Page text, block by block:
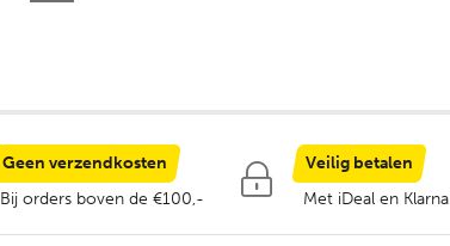
Geen verzendkosten
Bij orders boven de €100,-
Veilig betalen
Met iDeal en Klarna